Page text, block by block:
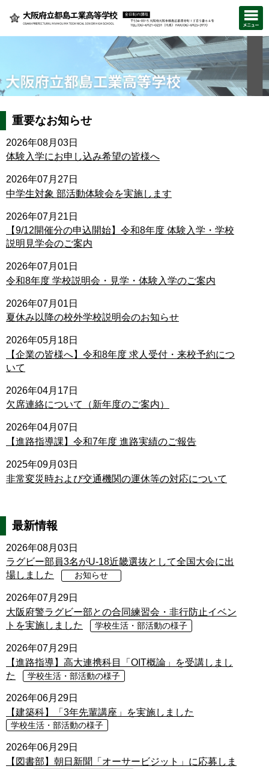
重要なお知らせ
2026年08月03日
体験入学にお申し込み希望の皆様へ
2026年07月27日
中学生対象 部活動体験会を実施します
2026年07月21日
【9/12開催分の申込開始】令和8年度 体験入学・学校
説明見学会のご案内
2026年07月01日
令和8年度 学校説明会・見学・体験入学のご案内
2026年07月01日
夏休み以降の校外学校説明会のお知らせ
2026年05月18日
【企業の皆様へ】令和8年度 求人受付・来校予約につ
いて
2026年04月17日
欠席連絡について（新年度のご案内）
2026年04月07日
【進路指導課】令和7年度 進路実績のご報告
2025年09月03日
非常変災時および交通機関の運休等の対応について
最新情報
2026年08月03日
ラグビー部員3名がU-18近畿選抜として全国大会に出
場しました
お知らせ
2026年07月29日
大阪府警ラグビー部との合同練習会・非行防止イベン
トを実施しました
学校生活・部活動の様子
2026年07月29日
【進路指導】高大連携科目「OIT概論」を受講しまし
た
学校生活・部活動の様子
2026年06月29日
【建築科】「3年先輩講座」を実施しました
学校生活・部活動の様子
2026年06月29日
【図書部】朝日新聞「オーサービジット」に応募しま